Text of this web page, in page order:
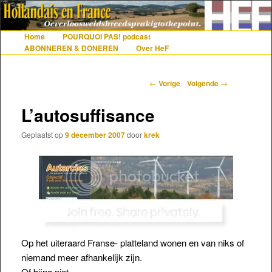
De gezelligste website voor Nederlanders die iets met Frankrijk hebben
HoofdmenuSpring naar de primaire inhoud
Spring naar de secundaire inhoud
Home
POURQUOI PAS! podcast
ABONNEREN & DONEREN
Over HeF
Berichtnavigatie
← Vorige Volgende →
L’autosuffisance
Geplaatst op9 december 2007doorkrek
Op het uiteraard Franse- platteland wonen en van niks of
niemand meer afhankelijk zijn.